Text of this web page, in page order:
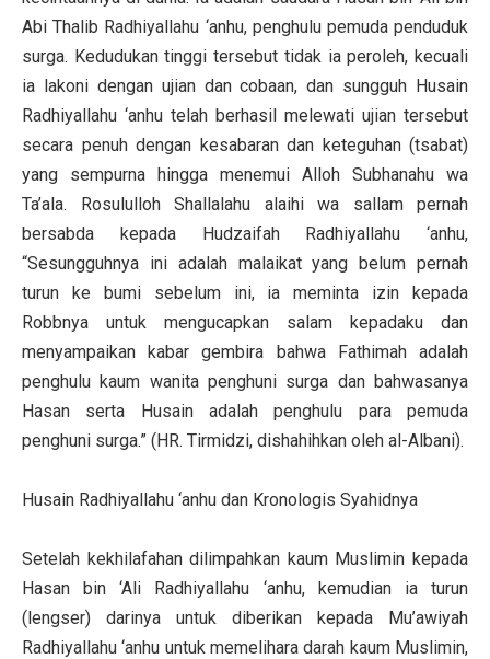
Abi Thalib Radhiyallahu ‘anhu, penghulu pemuda penduduk
surga. Kedudukan tinggi tersebut tidak ia peroleh, kecuali
ia lakoni dengan ujian dan cobaan, dan sungguh Husain
Radhiyallahu ‘anhu telah berhasil melewati ujian tersebut
secara penuh dengan kesabaran dan keteguhan (tsabat)
yang sempurna hingga menemui Alloh Subhanahu wa
Ta’ala. Rosululloh Shallalahu alaihi wa sallam pernah
bersabda kepada Hudzaifah Radhiyallahu ‘anhu,
“Sesungguhnya ini adalah malaikat yang belum pernah
turun ke bumi sebelum ini, ia meminta izin kepada
Robbnya untuk mengucapkan salam kepadaku dan
menyampaikan kabar gembira bahwa Fathimah adalah
penghulu kaum wanita penghuni surga dan bahwasanya
Hasan serta Husain adalah penghulu para pemuda
penghuni surga.” (HR. Tirmidzi, dishahihkan oleh al-Albani).
Husain Radhiyallahu ‘anhu dan Kronologis Syahidnya
Setelah kekhilafahan dilimpahkan kaum Muslimin kepada
Hasan bin ‘Ali Radhiyallahu ‘anhu, kemudian ia turun
(lengser) darinya untuk diberikan kepada Mu’awiyah
Radhiyallahu ‘anhu untuk memelihara darah kaum Muslimin,